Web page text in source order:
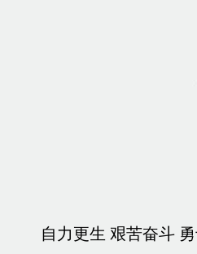
自力更生 艰苦奋斗